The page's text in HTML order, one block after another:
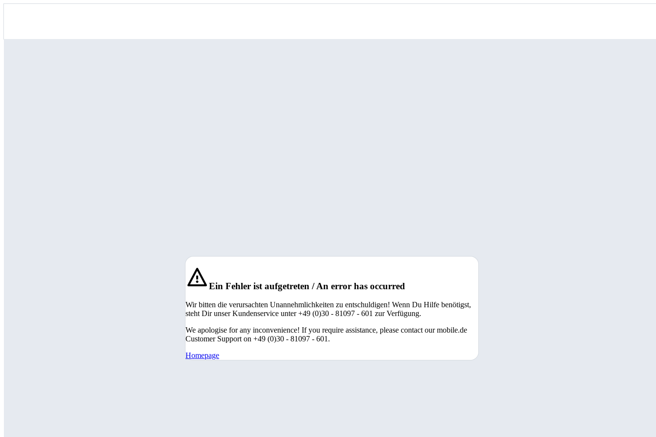
Ein Fehler ist aufgetreten / An error has occurred
Wir bitten die verursachten Unannehmlichkeiten zu entschuldigen! Wenn Du Hilfe benötigst,
steht Dir unser Kundenservice unter +49 (0)30 - 81097 - 601 zur Verfügung.
We apologise for any inconvenience! If you require assistance, please contact our mobile.de
Customer Support on +49 (0)30 - 81097 - 601.
Homepage